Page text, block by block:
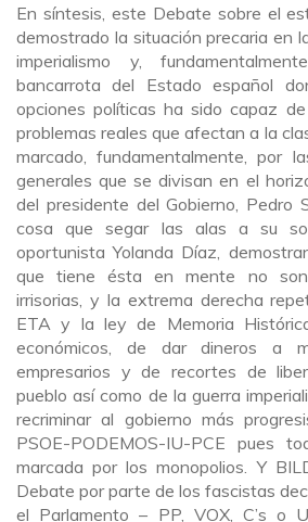
En síntesis, este Debate sobre el
demostrado la situación precaria en
imperialismo y,
bancarrota del Estado español
opciones políticas ha sido capaz
problemas reales que afectan a la
marcado, fundamentalmente, por
generales que se divisan en el
del presidente del Gobierno, Pedro
cosa que segar las alas a su
oportunista Yolanda Díaz,
que tiene ésta en mente no
irrisorias, y la extrema derecha
ETA y la ley de Memoria
económicos, de dar dineros a
empresarios y de recortes de
pueblo así como de la guerra
recriminar al gobierno más
PSOE-PODEMOS-IU-PCE pues
marcada por los monopolios. Y
Debate por parte de los fascistas
el Parlamento – PP, VOX, C’s o